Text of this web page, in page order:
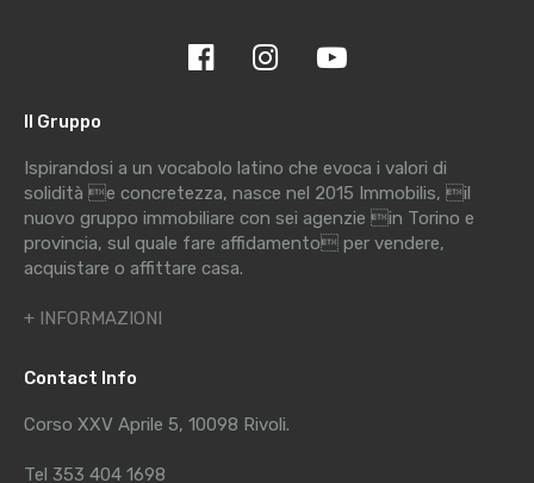
Il Gruppo
Ispirandosi a un vocabolo latino che evoca i valori di
solidità e concretezza, nasce nel 2015 Immobilis, il
nuovo gruppo immobiliare con sei agenzie in Torino e
provincia, sul quale fare affidamento per vendere,
acquistare o affittare casa.
+ INFORMAZIONI
Contact Info
Corso XXV Aprile 5, 10098 Rivoli.
Tel 353 404 1698